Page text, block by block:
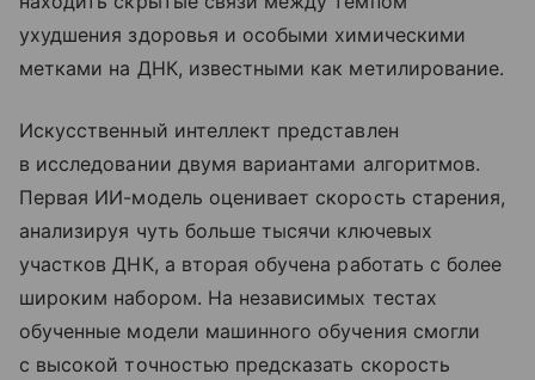
ухудшения здоровья и особыми химическими
метками на ДНК, известными как метилирование.
Искусственный интеллект представлен
в исследовании двумя вариантами алгоритмов.
Первая ИИ-модель оценивает скорость старения,
анализируя чуть больше тысячи ключевых
участков ДНК, а вторая обучена работать с более
широким набором. На независимых тестах
обученные модели машинного обучения смогли
с высокой точностью предсказать скорость